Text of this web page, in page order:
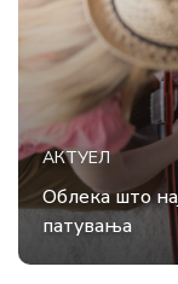
АКТУЕЛ
Облека што
патувања